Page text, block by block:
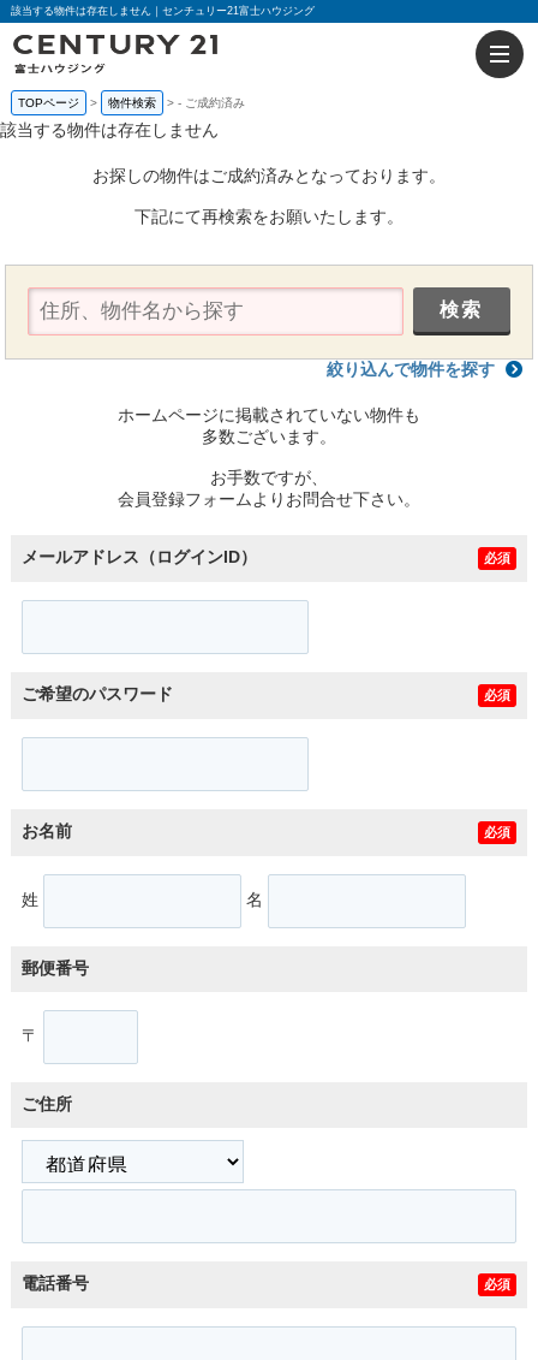
該当する物件は存在しません｜センチュリー21富士ハウジング
TOPページ 物件検索 - ご成約済み
該当する物件は存在しません
お探しの物件はご成約済みとなっております。
下記にて再検索をお願いたします。
絞り込んで物件を探す
ホームページに掲載されていない物件も
多数ございます。
お手数ですが、
会員登録フォームよりお問合せ下さい。
メールアドレス（ログインID） 必須
ご希望のパスワード 必須
お名前 必須
姓 名
郵便番号
〒
ご住所
電話番号 必須